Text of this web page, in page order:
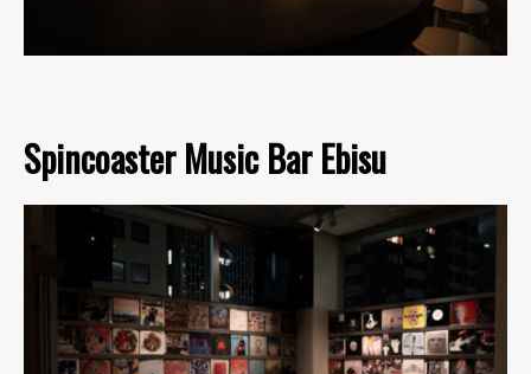
Spincoaster Music Bar Ebisu